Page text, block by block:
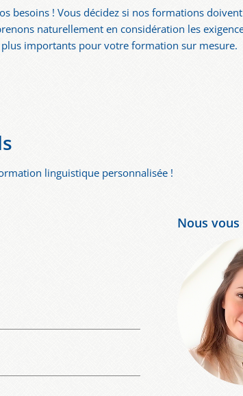
besoins ! Vous décidez si nos formations
naturellement en considération les
importants pour votre formation sur mesure.
linguistique personnalisée !
Nous